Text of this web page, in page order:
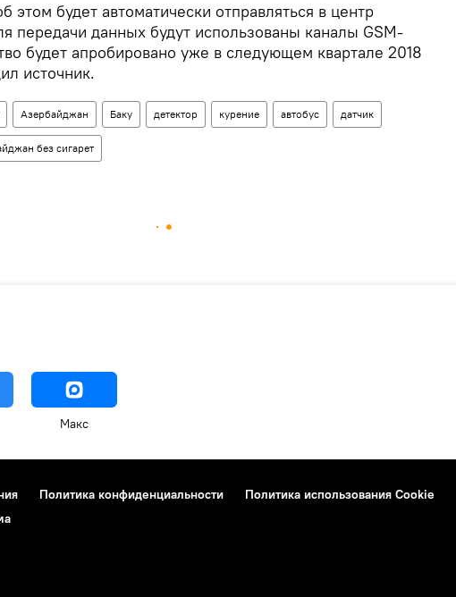
этом будет автоматически отправляться в центр
передачи данных будут использованы каналы GSM-
будет апробировано уже в следующем квартале 2018
источник.
Азербайджан Баку детектор курение автобус датчик
без сигарет
Макс
Политика конфиденциальности Политика использования Cookie